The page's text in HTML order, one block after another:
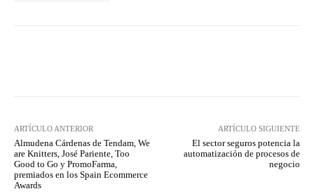
ARTÍCULO ANTERIOR
Almudena Cárdenas de Tendam, We
are Knitters, José Pariente, Too
Good to Go y PromoFarma,
premiados en los Spain Ecommerce
Awards
ARTÍCULO SIGUIENTE
El sector seguros potencia la
automatización de procesos de
negocio